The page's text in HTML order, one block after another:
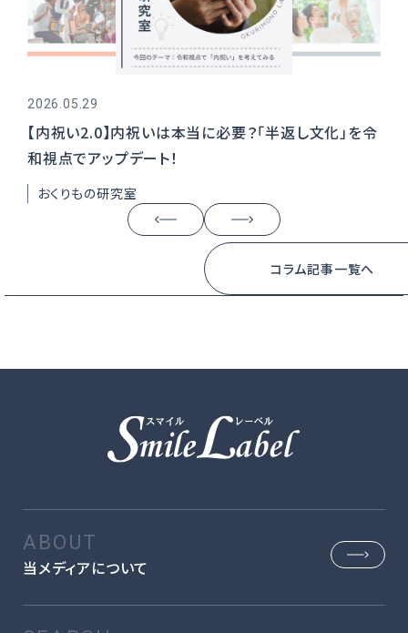
2026.05.29
【内祝い2.0】内祝いは本当に必要？「半返し文化」を令
和視点でアップデート！
おくりもの研究室
コラム記事一覧へ
当メディアについて